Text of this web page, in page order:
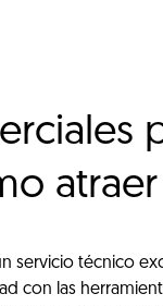
servicio técnico
con las